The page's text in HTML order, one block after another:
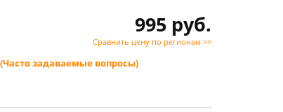
995 руб.
Сравнить цену по регионам >>
задаваемые вопросы)